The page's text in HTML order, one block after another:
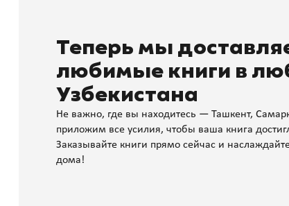
Теперь мы
любимые книги в
Узбекистана
Не важно, где вы находитесь — Ташкент,
приложим все усилия, чтобы ваша книга
Заказывайте книги прямо сейчас и
дома!